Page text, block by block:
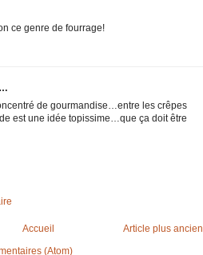
ce genre de fourrage!
de gourmandise…entre les crêpes
est une idée topissime…que ça doit être
Article plus ancien
Accueil
(Atom)